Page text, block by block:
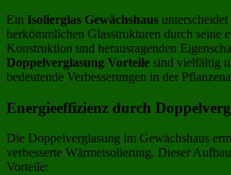
Ein Isolierglas Gewächshaus
herkömmlichen Glasstrukturen durch seine
Konstruktion und herausragenden
Doppelverglasung Vorteile sind vielfältig
bedeutende Verbesserungen in der
Energieeffizienz durch
Die Doppelverglasung im Gewächshaus
verbesserte Wärmeisolierung. Dieser
Vorteile: